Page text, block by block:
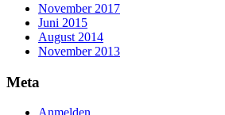
November 2017
Juni 2015
August 2014
November 2013
Meta